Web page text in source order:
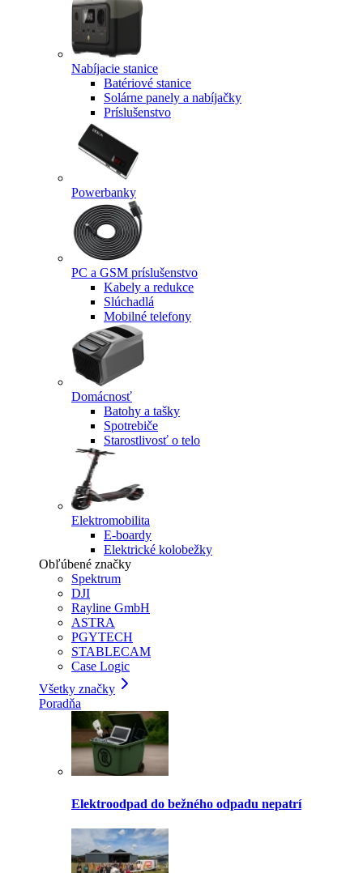
Nabíjacie stanice
Batériové stanice
Solárne panely a nabíjačky
Príslušenstvo
Powerbanky
PC a GSM príslušenstvo
Kabely a redukce
Slúchadlá
Mobilné telefony
Domácnosť
Batohy a tašky
Spotrebiče
Starostlivosť o telo
Elektromobilita
E-boardy
Elektrické kolobežky
Obľúbené značky
Spektrum
DJI
Rayline GmbH
ASTRA
PGYTECH
STABLECAM
Case Logic
Všetky značky
Poradňa
Elektroodpad do bežného odpadu nepatrí